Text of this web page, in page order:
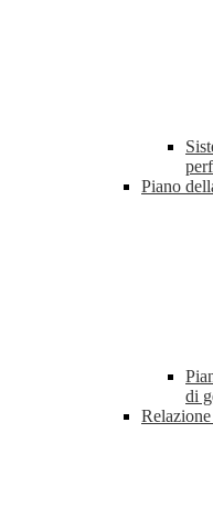
Piano
di